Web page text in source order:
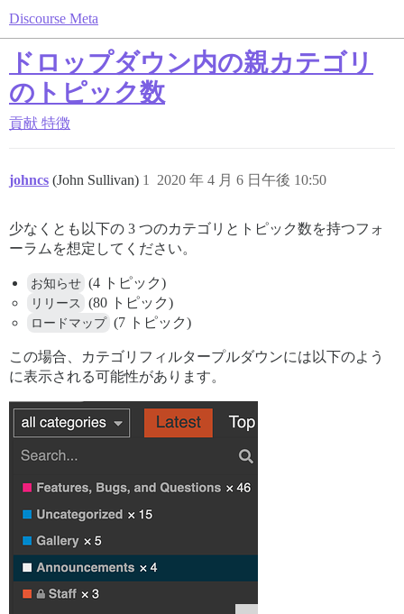
Discourse Meta
ドロップダウン内の親カテゴリ
のトピック数
貢献 特徴
johncs (John Sullivan) 2020 年 4 月 6 日午後 10:50
1
少なくとも以下の 3 つのカテゴリとトピック数を持つフォ
ーラムを想定してください。
お知らせ (4 トピック)
リリース (80 トピック)
ロードマップ (7 トピック)
この場合、カテゴリフィルタープルダウンには以下のよう
に表示される可能性があります。